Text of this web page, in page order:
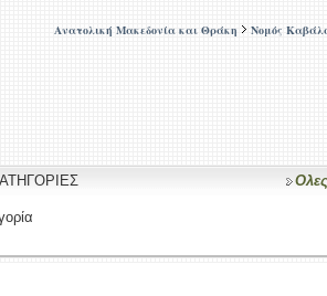
Ανατολική Μακεδονία και Θράκη Νομός